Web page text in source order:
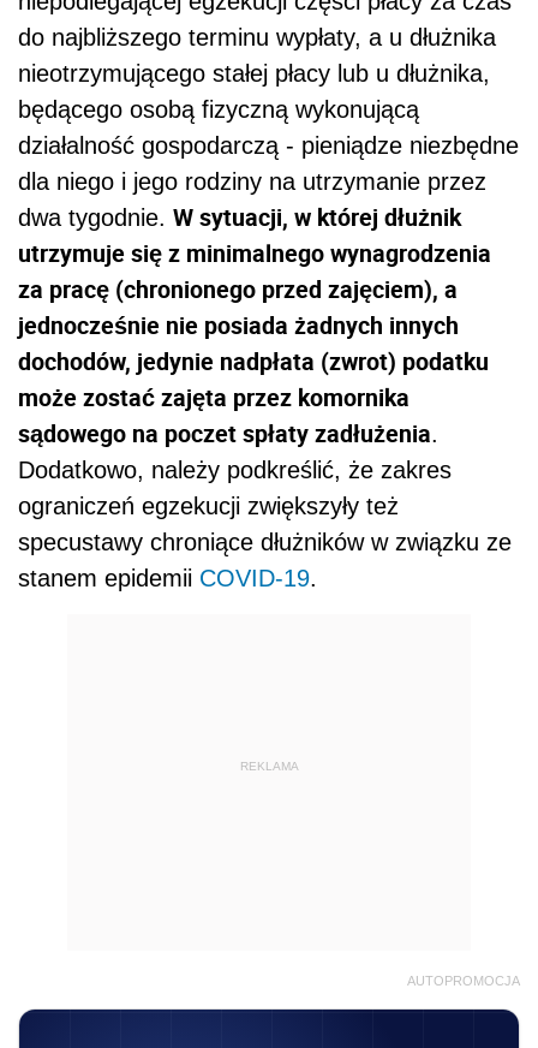
do najbliższego terminu wypłaty, a u dłużnika
nieotrzymującego stałej płacy lub u dłużnika,
będącego osobą fizyczną wykonującą
działalność gospodarczą - pieniądze niezbędne
dla niego i jego rodziny na utrzymanie przez
dwa tygodnie. W sytuacji, w której dłużnik
utrzymuje się z minimalnego wynagrodzenia
za pracę (chronionego przed zajęciem), a
jednocześnie nie posiada żadnych innych
dochodów, jedynie nadpłata (zwrot) podatku
może zostać zajęta przez komornika
sądowego na poczet spłaty zadłużenia.
Dodatkowo, należy podkreślić, że zakres
ograniczeń egzekucji zwiększyły też
specustawy chroniące dłużników w związku ze
stanem epidemii COVID-19.
REKLAMA
AUTOPROMOCJA